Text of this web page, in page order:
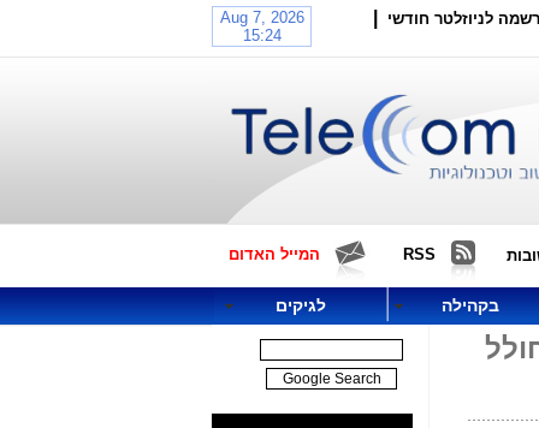
לניוזלטר חודשי
RSS המייל האדום
בקהילה לגיקים